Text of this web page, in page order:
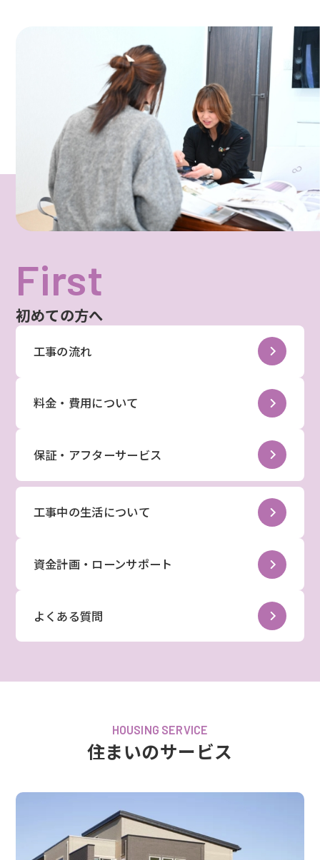
First
初めての方へ
工事の流れ
料金・費用について
保証・アフターサービス
工事中の生活について
資金計画・ローンサポート
よくある質問
HOUSING SERVICE
住まいのサービス